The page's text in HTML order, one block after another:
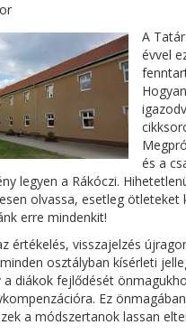
A
évvel
és a
legyen a Rákóczi.
olvassa, esetleg
erre mindenkit!
értékelés, visszajelzés
osztályban kísérleti
diákok fejlődését
Ez
a módszertanok lassan